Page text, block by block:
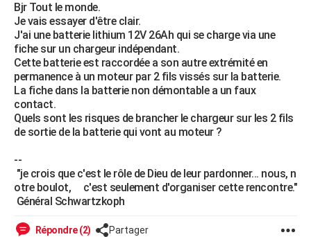
Essais
Réserver un essai
Citadines
Berlines
SUV
Forum auto
+HIGH-TECH
Mobiles
Meilleur smartphone
Internet
Ordinateurs
Jeux vidéo
Guide high-tech
+BRICOLAGE
Forum
Aménagement intérieur
Extérieur
Cuisine
Salle de bains
Jardinage
Rangement
WEEK-END
Guides de France
Escapades
Patrimoine
Expositions
Musées
Week-end nature
LIFESTYLE
Art de vivre
Bien-être
Loisirs
ModeModes de vie
SANTE
VOYAGE
Destinations
City break
Voyage nature
Voyage de noces
Forum
Climat
+PHOTO
Bjr Tout le monde.
Je vais essayer d'être clair.
J'ai une batterie lithium 12V 26Ah qui se charge via une
fiche sur un chargeur indépendant.
Cette batterie est raccordée a son autre extrémité en
permanence à un moteur par 2 fils vissés sur la batterie.
La fiche dans la batterie non démontable a un faux
contact.
Quels sont les risques de brancher le chargeur sur les 2 fils
de sortie de la batterie qui vont au moteur ?
--
"je crois que c'est le rôle de Dieu de leur pardonner... nous, n
otre boulot, c'est seulement d'organiser cette rencontre."
Général Schwartzkoph
Répondre (2) Partager